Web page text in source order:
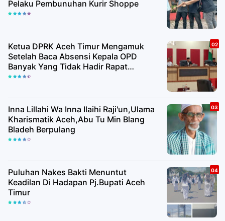
Pelaku Pembunuhan Kurir Shoppe
Ketua DPRK Aceh Timur Mengamuk
Setelah Baca Absensi Kepala OPD
Banyak Yang Tidak Hadir Rapat
Paripurna
Inna Lillahi Wa Inna Ilaihi Raji'un,Ulama
Kharismatik Aceh,Abu Tu Min Blang
Bladeh Berpulang
Puluhan Nakes Bakti Menuntut
Keadilan Di Hadapan Pj.Bupati Aceh
Timur